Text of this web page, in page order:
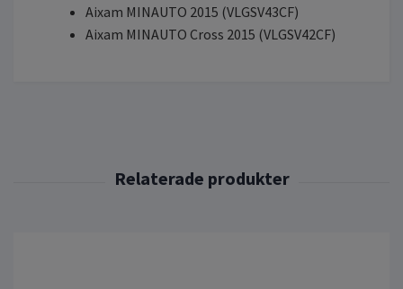
Aixam MINAUTO 2015 (VLGSV43CF)
Aixam MINAUTO Cross 2015 (VLGSV42CF)